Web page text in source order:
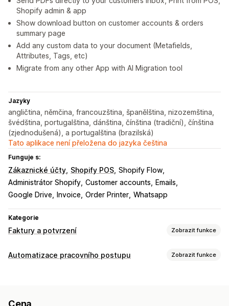
Shopify admin & app
Show download button on customer accounts & orders
summary page
Add any custom data to your document (Metafields,
Attributes, Tags, etc)
Migrate from any other App with AI Migration tool
Jazyky
angličtina, němčina, francouzština, španělština, nizozemština,
švédština, portugalština, dánština, čínština (tradiční), čínština
(zjednodušená), a portugalština (brazilská)
Tato aplikace není přeložena do jazyka čeština
Funguje s:
Zákaznické účty Shopify POS Shopify Flow
Administrátor Shopify Customer accounts
Emails
Google Drive
Invoice Order Printer Whatsapp
Kategorie
Faktury a potvrzení Zobrazit funkce
Typy dokumentů
Automatizace pracovního postupu Zobrazit funkce